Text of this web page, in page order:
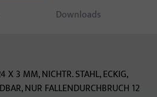
Downloads
X 3 MM, NICHTR. STAHL, ECKIG,
NUR FALLENDURCHBRUCH 12